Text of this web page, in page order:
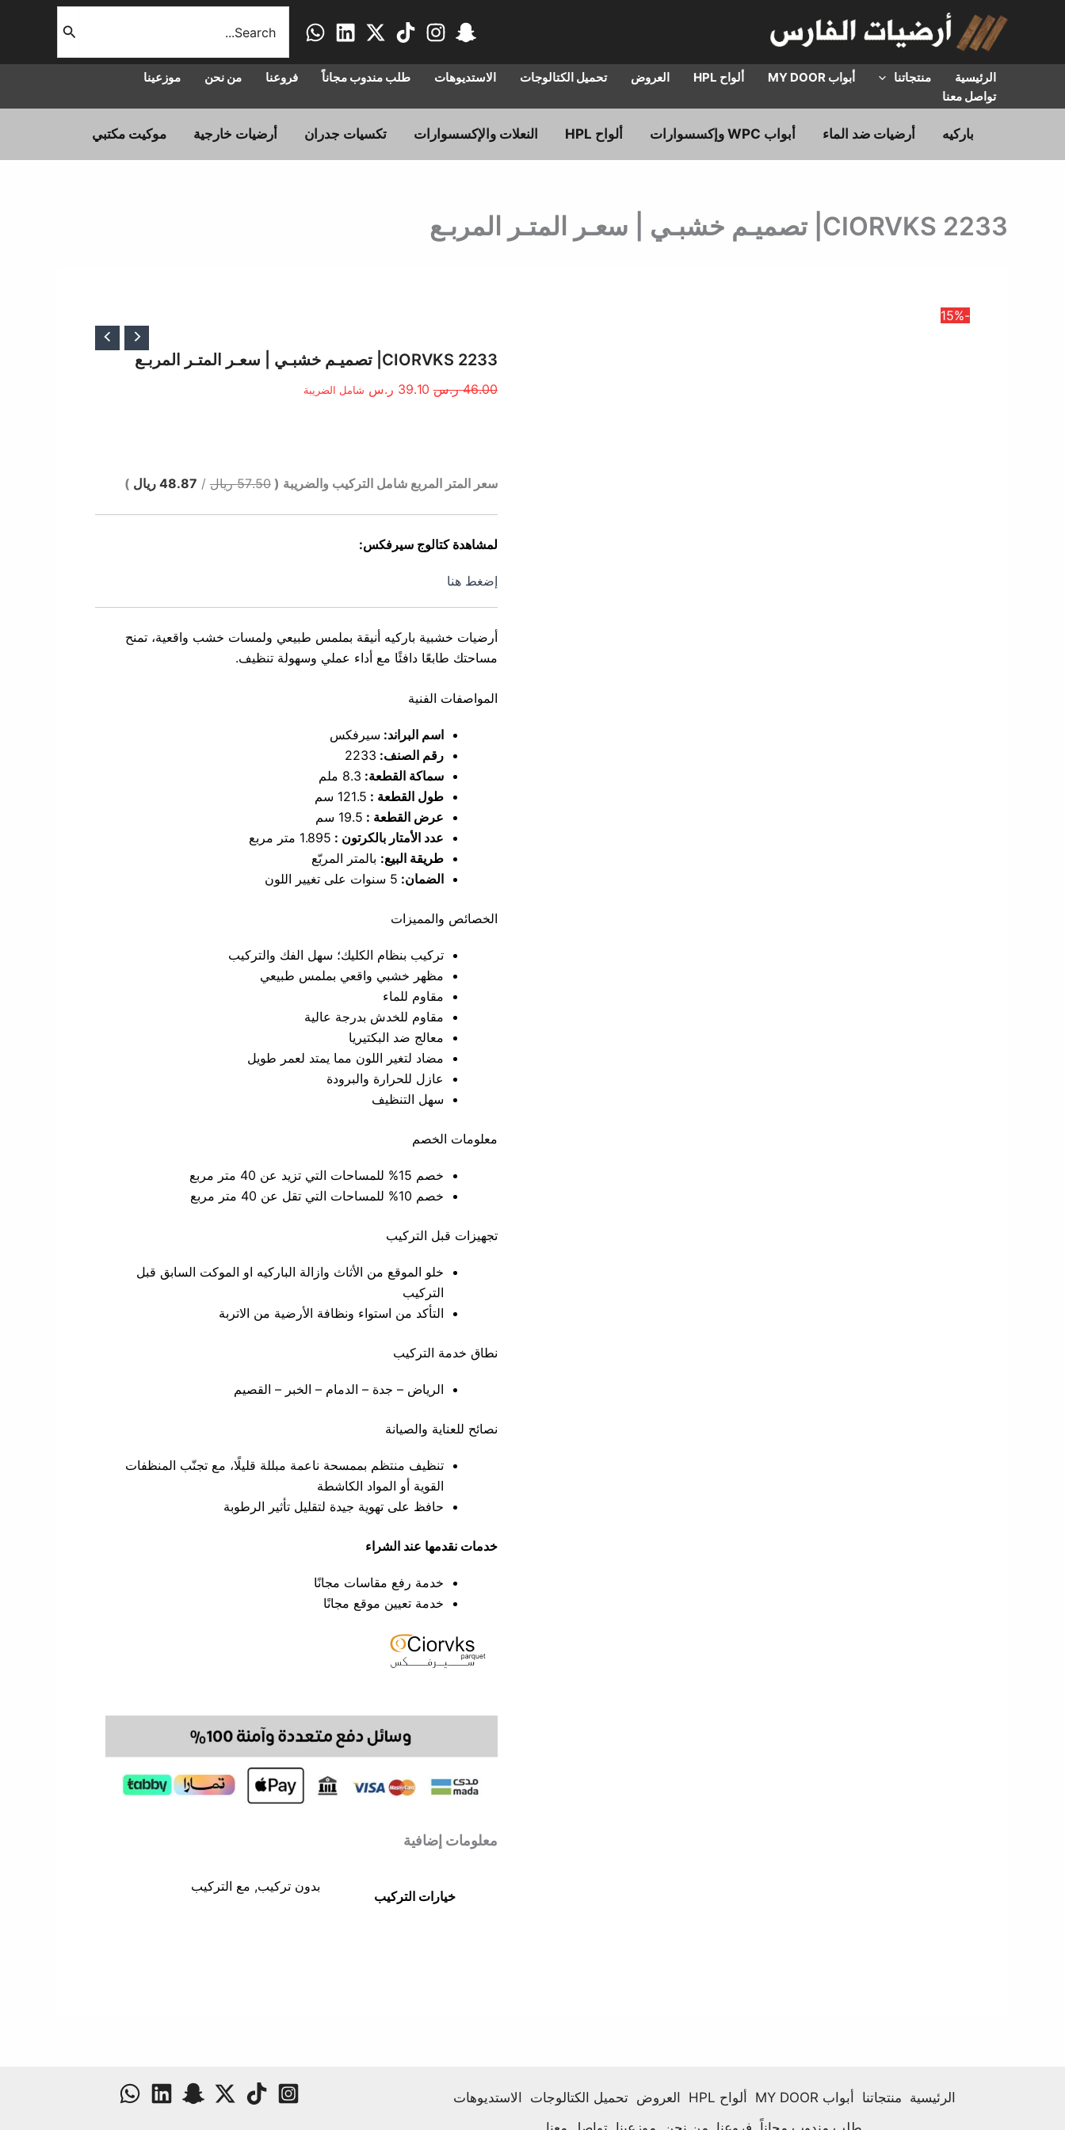
عن:
الرئيسية منتجاتنا أبواب MY DOOR ألواح HPL العروض تحميل الكتالوجات الاستديوهات طلب مندوب مجاناً فروعنا من نحن
موزعينا
تواصل معنا
باركيه أرضيات ضد الماء أبواب WPC وإكسسوارات ألواح HPL النعلات والإكسسوارات تكسيات جدران أرضيات خارجية موكيت مكتبي
CIORVKS 2233| تصميـم خشبـي | سعـر المتـر المربـع
-15%
CIORVKS 2233| تصميـم خشبـي | سعـر المتـر المربـع
46.00 ر.س
الأصلي
46.00 ر.س.
39.10 ر.س
الحالي
39.10 ر.س.
شامل الضريبة
سعر المتر المربع شامل التركيب والضريبة (57.50 ريال / 48.87 ريال )
لمشاهدة كتالوج سيرفكس:
إضغط هنا
أرضيات خشبية باركيه أنيقة بملمس طبيعي ولمسات خشب واقعية، تمنح
مساحتك طابعًا دافئًا مع أداء عملي وسهولة تنظيف.
المواصفات الفنية
اسم البراند: سيرفكس
رقم الصنف: 2233
سماكة القطعة: 8.3 ملم
طول القطعة : 121.5 سم
عرض القطعة : 19.5 سم
عدد الأمتار بالكرتون : 1.895 متر مربع
طريقة البيع: بالمتر المربّع
الضمان: 5 سنوات على تغيير اللون
الخصائص والمميزات
تركيب بنظام الكليك؛ سهل الفك والتركيب
مظهر خشبي واقعي بملمس طبيعي
مقاوم للماء
مقاوم للخدش بدرجة عالية
معالج ضد البكتيريا
مضاد لتغير اللون مما يمتد لعمر طويل
عازل للحرارة والبرودة
سهل التنظيف
معلومات الخصم
خصم 15% للمساحات التي تزيد عن 40 متر مربع
خصم 10% للمساحات التي تقل عن 40 متر مربع
تجهيزات قبل التركيب
خلو الموقع من الأثاث وازالة الباركيه او الموكت السابق قبل
التركيب
التأكد من استواء ونظافة الأرضية من الاتربة
نطاق خدمة التركيب
الرياض – جدة – الدمام – الخبر – القصيم
نصائح للعناية والصيانة
تنظيف منتظم بممسحة ناعمة مبللة قليلًا، مع تجنّب المنظفات
القوية أو المواد الكاشطة
حافظ على تهوية جيدة لتقليل تأثير الرطوبة
خدمات نقدمها عند الشراء
خدمة رفع مقاسات مجانًا
خدمة تعيين موقع مجانًا
معلومات إضافية
خيارات التركيب
بدون تركيب, مع التركيب
الرئيسية منتجاتنا أبواب MY DOOR ألواح HPL العروض تحميل الكتالوجات الاستديوهات